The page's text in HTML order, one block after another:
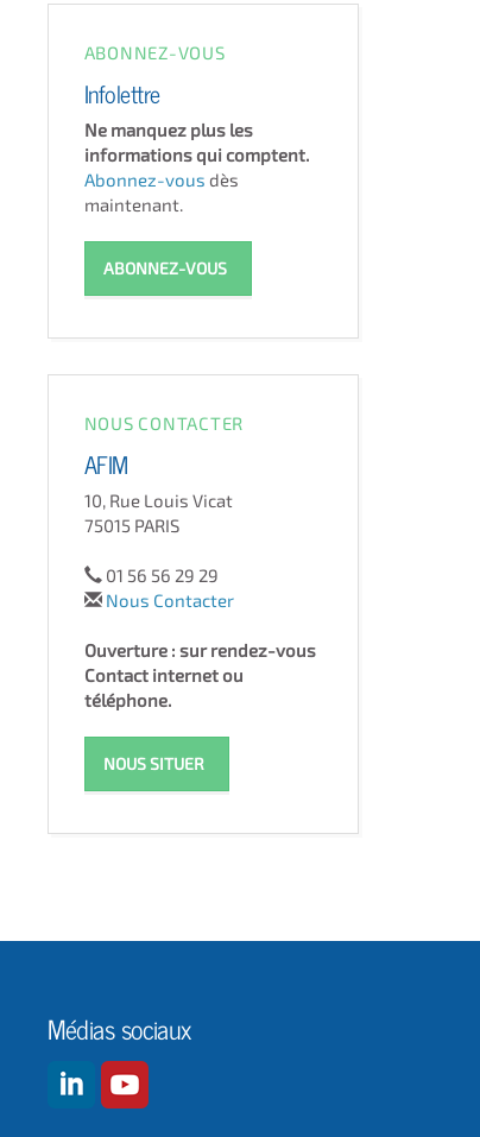
ABONNEZ-VOUS
Infolettre
Ne manquez plus les
informations qui comptent.
Abonnez-vous dès
maintenant.
ABONNEZ-VOUS
NOUS CONTACTER
AFIM
10, Rue Louis Vicat
75015 PARIS
01 56 56 29 29
Nous Contacter
Ouverture : sur rendez-vous
Contact internet ou
téléphone.
NOUS SITUER
Médias sociaux